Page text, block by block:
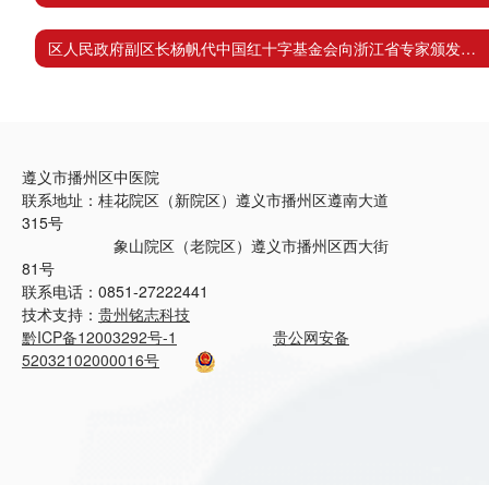
区人民政府副区长杨帆代中国红十字基金会向浙江省专家颁发证书 >
遵义市播州区中医院
联系地址：桂花院区（新院区）遵义市播州区遵南大道
315号
象山院区（老院区）遵义市播州区西大街
81号
联系电话：0851-27222441
技术支持： 贵州铭志科技
黔ICP备12003292号-1
贵公网安备
52032102000016号